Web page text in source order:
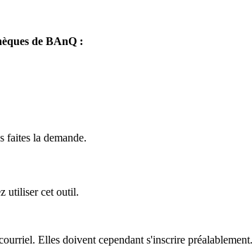
de BAnQ :
faites la demande.
utiliser cet outil.
Elles doivent cependant s'inscrire préalablement.